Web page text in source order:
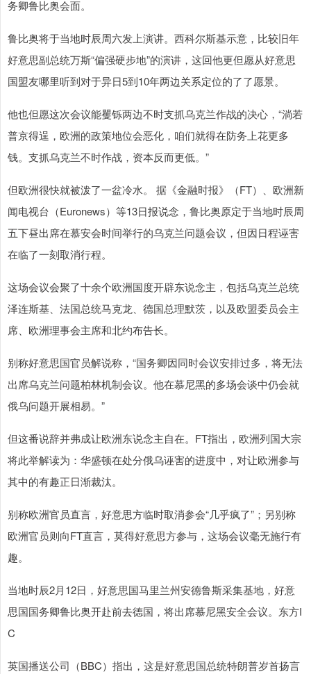
务卿鲁比奥会面。
鲁比奥将于当地时辰周六发上演讲。西科尔斯基示意，比较旧年
好意思副总统万斯“偏强硬步地”的演讲，这回他更但愿从好意思
国盟友哪里听到对于异日5到10年两边关系定位的了了愿景。
他也但愿这次会议能矍铄两边不时支抓乌克兰作战的决心，“淌若
普京得逞，欧洲的政策地位会恶化，咱们就得在防务上花更多
钱。支抓乌克兰不时作战，资本反而更低。”
但欧洲很快就被泼了一盆冷水。 据《金融时报》（FT）、欧洲新
闻电视台（Euronews）等13日报说念，鲁比奥原定于当地时辰周
五下昼出席在慕安会时间举行的乌克兰问题会议，但因日程诬害
在临了一刻取消行程。
这场会议会聚了十余个欧洲国度开辟东说念主，包括乌克兰总统
泽连斯基、法国总统马克龙、德国总理默茨，以及欧盟委员会主
席、欧洲理事会主席和北约布告长。
别称好意思国官员解说称，“国务卿因同时会议安排过多，将无法
出席乌克兰问题柏林机制会议。他在慕尼黑的多场会谈中仍会就
俄乌问题开展相易。”
但这番说辞并弗成让欧洲东说念主自在。FT指出，欧洲列国大宗
将此举解读为：华盛顿在处分俄乌诬害的进度中，对让欧洲参与
其中的有趣正日渐裁汰。
别称欧洲官员直言，好意思方临时取消参会“几乎疯了”；另别称
欧洲官员则向FT直言，莫得好意思方参与，这场会议毫无施行有
趣。
当地时辰2月12日，好意思国马里兰州安德鲁斯采集基地，好意
思国国务卿鲁比奥开赴前去德国，将出席慕尼黑安全会议。东方I
C
英国播送公司（BBC）指出，这是好意思国总统特朗普岁首扬言